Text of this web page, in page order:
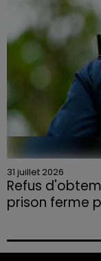
31 juillet 2026
Refus
prison ferme
permis et la